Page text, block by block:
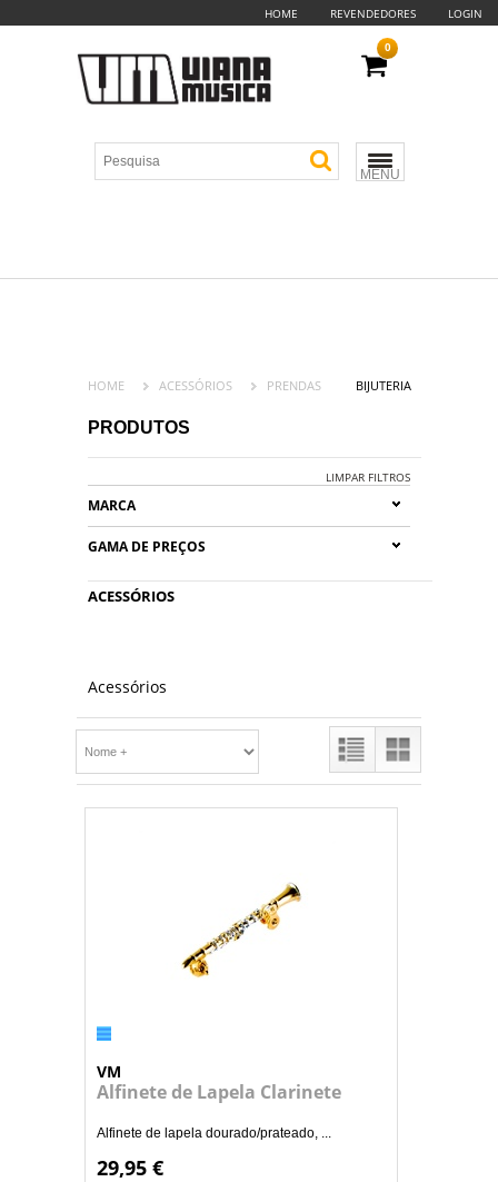
HOME REVENDEDORES LOGIN
MENU
0
HOME ACESSÓRIOS PRENDAS BIJUTERIA
PRODUTOS
LIMPAR FILTROS
MARCA
GAMA DE PREÇOS
ACESSÓRIOS
Acessórios
VM
Alfinete de Lapela Clarinete
Alfinete de lapela dourado/prateado, ...
29,95 €